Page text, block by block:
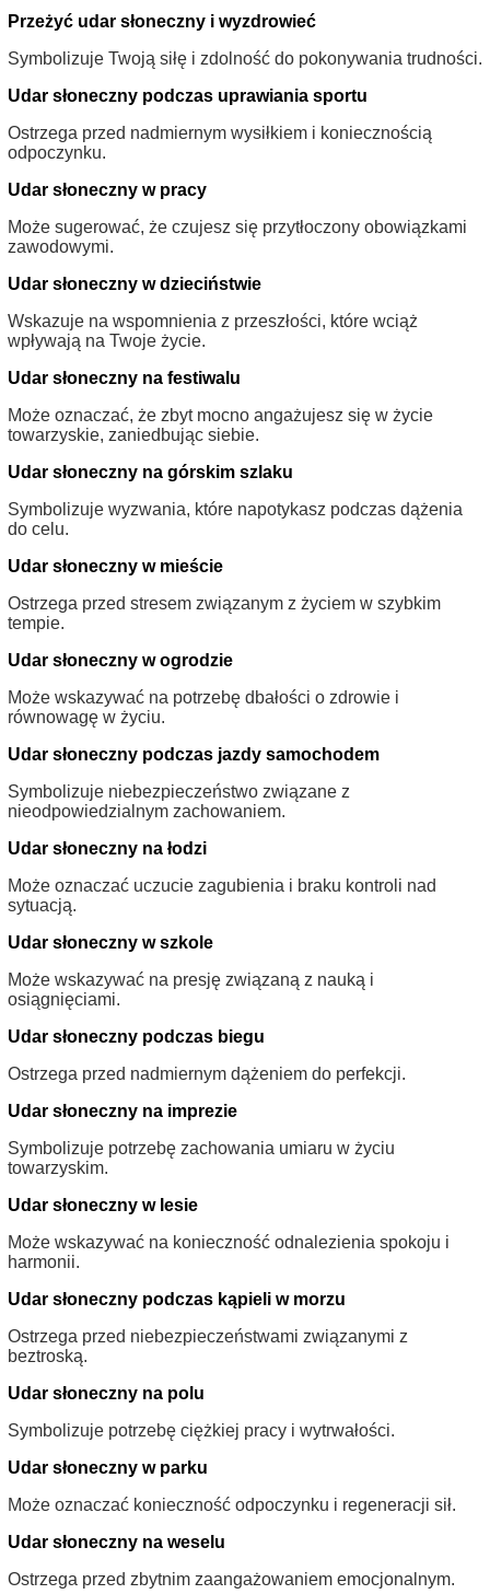
Przeżyć udar słoneczny i wyzdrowieć
Symbolizuje Twoją siłę i zdolność do pokonywania trudności.
Udar słoneczny podczas uprawiania sportu
Ostrzega przed nadmiernym wysiłkiem i koniecznością
odpoczynku.
Udar słoneczny w pracy
Może sugerować, że czujesz się przytłoczony obowiązkami
zawodowymi.
Udar słoneczny w dzieciństwie
Wskazuje na wspomnienia z przeszłości, które wciąż
wpływają na Twoje życie.
Udar słoneczny na festiwalu
Może oznaczać, że zbyt mocno angażujesz się w życie
towarzyskie, zaniedbując siebie.
Udar słoneczny na górskim szlaku
Symbolizuje wyzwania, które napotykasz podczas dążenia
do celu.
Udar słoneczny w mieście
Ostrzega przed stresem związanym z życiem w szybkim
tempie.
Udar słoneczny w ogrodzie
Może wskazywać na potrzebę dbałości o zdrowie i
równowagę w życiu.
Udar słoneczny podczas jazdy samochodem
Symbolizuje niebezpieczeństwo związane z
nieodpowiedzialnym zachowaniem.
Udar słoneczny na łodzi
Może oznaczać uczucie zagubienia i braku kontroli nad
sytuacją.
Udar słoneczny w szkole
Może wskazywać na presję związaną z nauką i
osiągnięciami.
Udar słoneczny podczas biegu
Ostrzega przed nadmiernym dążeniem do perfekcji.
Udar słoneczny na imprezie
Symbolizuje potrzebę zachowania umiaru w życiu
towarzyskim.
Udar słoneczny w lesie
Może wskazywać na konieczność odnalezienia spokoju i
harmonii.
Udar słoneczny podczas kąpieli w morzu
Ostrzega przed niebezpieczeństwami związanymi z
beztroską.
Udar słoneczny na polu
Symbolizuje potrzebę ciężkiej pracy i wytrwałości.
Udar słoneczny w parku
Może oznaczać konieczność odpoczynku i regeneracji sił.
Udar słoneczny na weselu
Ostrzega przed zbytnim zaangażowaniem emocjonalnym.